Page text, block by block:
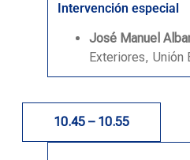
Intervención especial
José Manuel
Exteriores, Unión
10.45 – 10.55